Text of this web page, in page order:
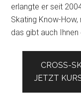
erlangte er seit
Skating Know-
das gibt auch
CROSS-
JETZT